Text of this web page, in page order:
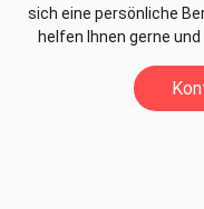
sich eine persönliche
helfen Ihnen gerne